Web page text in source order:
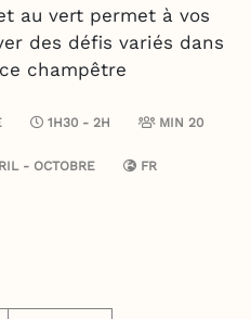
au vert permet à vos
des défis variés dans
champêtre
1H30 - 2H MIN 20
- OCTOBRE FR